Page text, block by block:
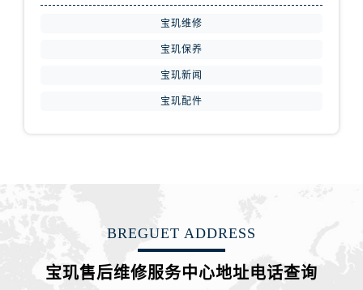
江苏省常州市新北区龙锦路1590号现代传媒中心5号楼10层1008室宝玑售后服务中心（需提前预约）
宝玑维修
宝玑保养
宝玑新闻
宝玑配件
BREGUET ADDRESS
宝玑售后维修服务中心地址电话查询